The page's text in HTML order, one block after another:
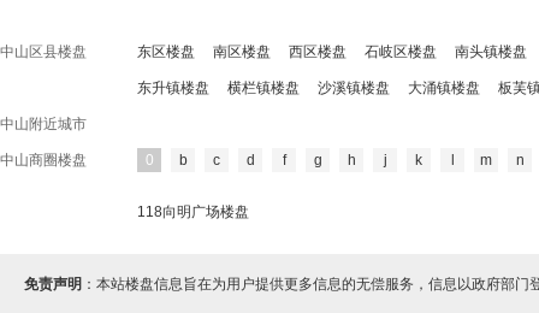
中山区县楼盘 东区楼盘 南区楼盘 西区楼盘 石岐区楼盘 南头镇楼盘
东升镇楼盘 横栏镇楼盘 沙溪镇楼盘 大涌镇楼盘 板芙
中山附近城市
中山商圈楼盘 0 b c d f g h j k m n
118向明广场楼盘
免责声明 ：本站楼盘信息旨在为用户提供更多信息的无偿服务，信息以政府部门